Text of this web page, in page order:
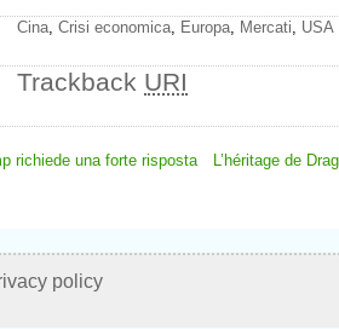
Cina Crisi economica Europa Mercati USA
Trackback URI
richiede una forte risposta
L’héritage de
policy